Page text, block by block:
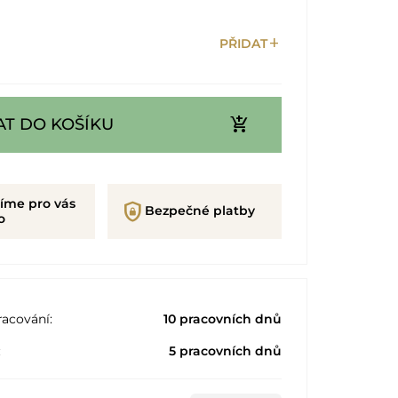
PŘIDATadd
DO KOŠÍKU add_shopping_cart
pro vás
shield_lock Bezpečné platby
10 pracovních dnů
5 pracovních dnů